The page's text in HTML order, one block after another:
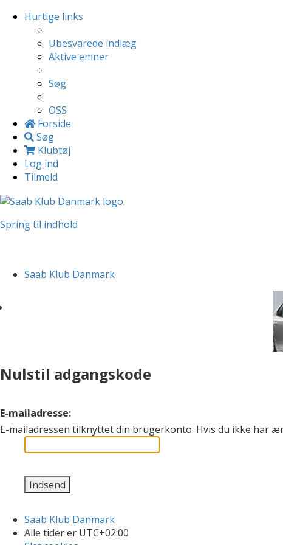
Hurtige links
Ubesvarede indlæg
Aktive emner
Søg
OSS
Forside
Søg
Klubtøj
Log ind
Tilmeld
Spring til indhold
Saab Klub Danmark
Nulstil adgangskode
E-mailadresse:
E-mailadressen tilknyttet din brugerkonto. Hvis du ikke har
Saab Klub Danmark
Alle tider er UTC+02:00